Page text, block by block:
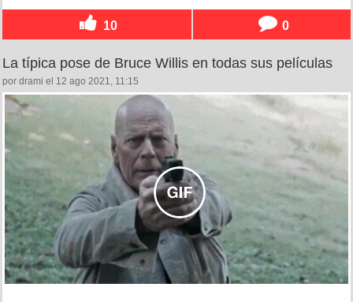
10 0
La típica pose de Bruce Willis en todas sus películas
por drami el 12 ago 2021, 11:15